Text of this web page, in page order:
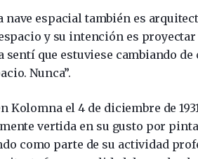
nave espacial también es
y su intención es
sentí que estuviese cambiando
Nunca”.
Kolomna el 4 de diciembre de
vertida en su gusto por
como parte de su actividad